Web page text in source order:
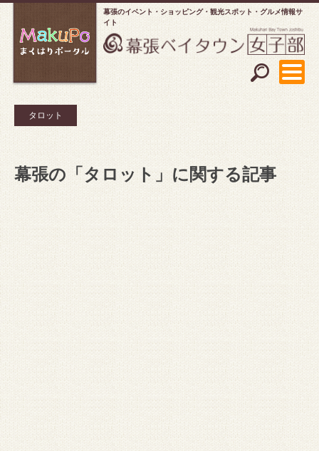
幕張のイベント・ショッピング
観光スポット・グルメ情報サ
イト
タロット
幕張の「タロット」に関する記事